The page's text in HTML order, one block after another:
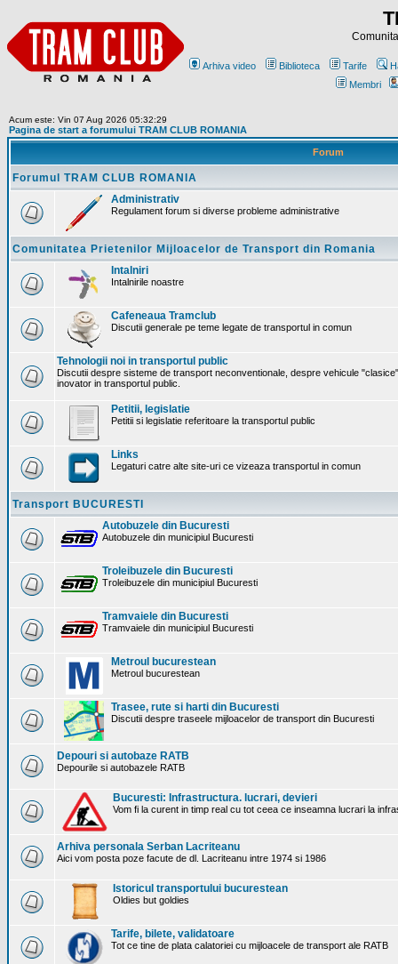
Arhiva video Biblioteca Tarife
Membri
Acum este: Vin 07 Aug 2026 05:32:29
Pagina de start a forumului TRAM CLUB ROMANIA
Forum
Forumul TRAM CLUB ROMANIA
Administrativ
Regulament forum si diverse probleme administrative
Comunitatea Prietenilor Mijloacelor de Transport din Romania
Intalniri
Intalnirile noastre
Cafeneaua Tramclub
Discutii generale pe teme legate de transportul in comun
Tehnologii noi in transportul public
Discutii despre sisteme de transport neconventionale, despre vehicule
inovator in transportul public.
Petitii, legislatie
Petitii si legislatie referitoare la transportul public
Links
Legaturi catre alte site-uri ce vizeaza transportul in comun
Transport BUCURESTI
Autobuzele din Bucuresti
Autobuzele din municipiul Bucuresti
Troleibuzele din Bucuresti
Troleibuzele din municipiul Bucuresti
Tramvaiele din Bucuresti
Tramvaiele din municipiul Bucuresti
Metroul bucurestean
Metroul bucurestean
Trasee, rute si harti din Bucuresti
Discutii despre traseele mijloacelor de transport din Bucuresti
Depouri si autobaze RATB
Depourile si autobazele RATB
Bucuresti: Infrastructura. lucrari, devieri
Vom fi la curent in timp real cu tot ceea ce inseamna lucrari la
Arhiva personala Serban Lacriteanu
Aici vom posta poze facute de dl. Lacriteanu intre 1974 si 1986
Istoricul transportului bucurestean
Oldies but goldies
Tarife, bilete, validatoare
Tot ce tine de plata calatoriei cu mijloacele de transport ale RATB